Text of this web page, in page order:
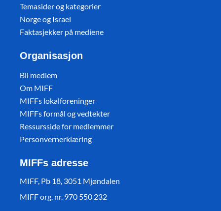
Temasider og kategorier
Norge og Israel
Faktasjekker på mediene
Organisasjon
Bli medlem
Om MIFF
MIFFs lokalforeninger
MIFFs formål og vedtekter
Ressursside for medlemmer
Personvernerklæring
MIFFs adresse
MIFF, Pb 18, 3051 Mjøndalen
MIFF org. nr. 970 550 232